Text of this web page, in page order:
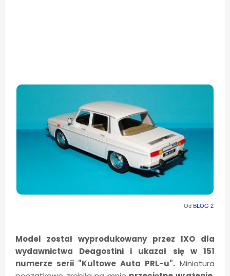
Od BLOG 2
Model został wyprodukowany przez IXO dla
wydawnictwa Deagostini i ukazał się w 151
numerze serii "Kultowe Auta PRL-u". Miniatura